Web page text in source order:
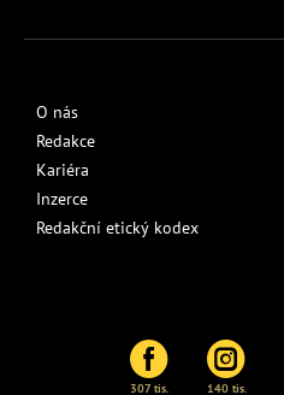
O nás
Redakce
Kariéra
Inzerce
Redakční etický kodex
307 tis. 140 tis.